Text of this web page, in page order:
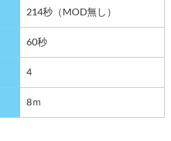
214秒（MOD無し）
60秒
4
8ｍ